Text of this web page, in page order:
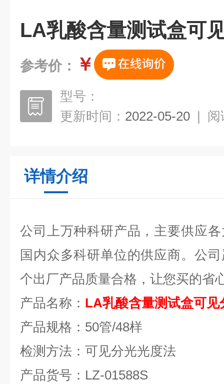
LA乳酸含量测试盒可
参考价： ￥
型号：
更新时间： 2022-05-20 | 阅
详情介绍
公司上万种科研产品，主要供应
国内众多科研单位的供应商。公
个出厂产品质量合格，让您买的省
产品名称： LA乳酸含量测试盒可见
产品规格： 50管/48样
检测方法：可见分光光度法
产品货号： LZ-01588S